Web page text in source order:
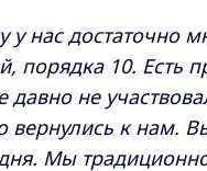
у нас достаточно
порядка 10. Есть
давно не
вернулись к нам.
Мы